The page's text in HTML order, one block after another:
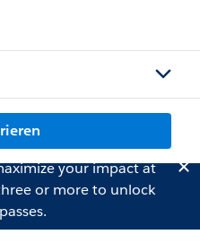
your impact at
or more to unlock